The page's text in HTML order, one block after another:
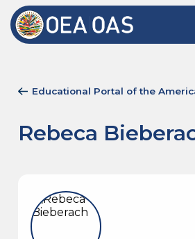
Educational Portal of the
Rebeca